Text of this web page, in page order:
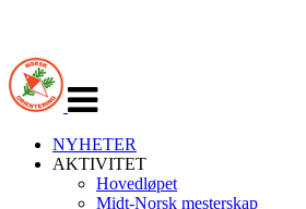
navigasjon
NYHETER
AKTIVITET
Hovedløpet
Midt-Norsk mesterskap